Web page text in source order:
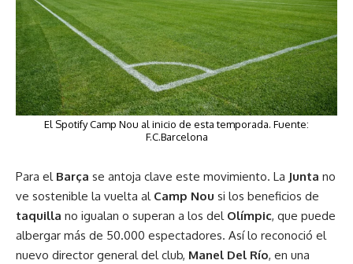
El Spotify Camp Nou al inicio de esta temporada. Fuente:
F.C.Barcelona
Para el Barça se antoja clave este movimiento. La Junta no
ve sostenible la vuelta al Camp Nou si los beneficios de
taquilla no igualan o superan a los del Olímpic, que puede
albergar más de 50.000 espectadores. Así lo reconoció el
nuevo director general del club, Manel Del Río, en una